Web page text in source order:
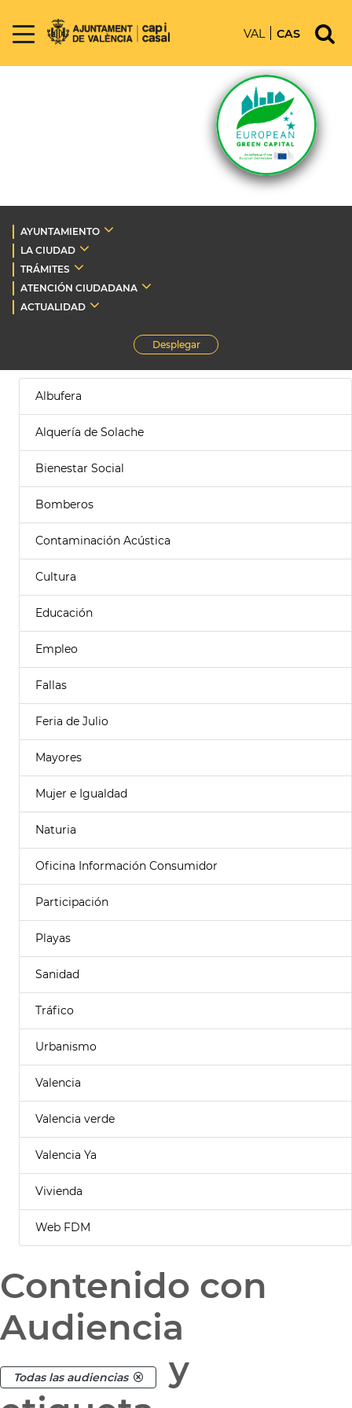
VAL CAS
AYUNTAMIENTO
LA CIUDAD
TRÁMITES
ATENCIÓN CIUDADANA
ACTUALIDAD
Desplegar
Albufera
Alquería de Solache
Bienestar Social
Bomberos
Contaminación Acústica
Cultura
Educación
Empleo
Fallas
Feria de Julio
Mayores
Mujer e Igualdad
Naturia
Oficina Información Consumidor
Participación
Playas
Sanidad
Tráfico
Urbanismo
Valencia
Valencia verde
Valencia Ya
Vivienda
Web FDM
Contenido con
Audiencia
Todas las audiencias
y